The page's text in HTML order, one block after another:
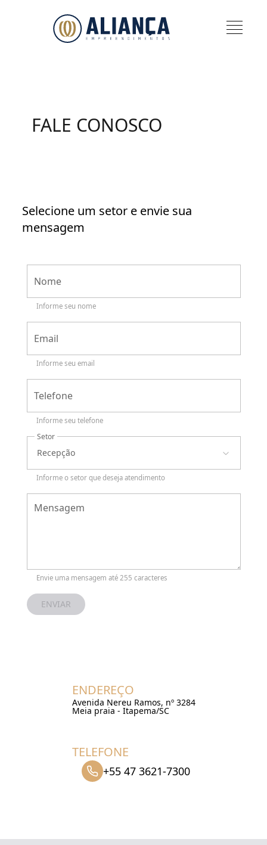
FALE CONOSCO
Selecione um setor e envie sua
mensagem
Nome
Informe seu nome
Email
Informe seu email
Telefone
Informe seu telefone
Recepção
Setor
Informe o setor que deseja atendimento
Mensagem
Envie uma mensagem até 255 caracteres
ENVIAR
ENDEREÇO
Avenida Nereu Ramos, nº 3284
Meia praia - Itapema/SC
TELEFONE
+55 47 3621-7300